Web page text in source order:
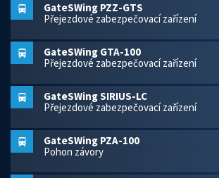
GateSWing PZZ-GTS
Přejezdové zabezpečovací zařízení
GateSWing GTA-100
Přejezdové zabezpečovací zařízení
GateSWing SIRIUS-LC
Přejezdové zabezpečovací zařízení
GateSWing PZA-100
Pohon závory